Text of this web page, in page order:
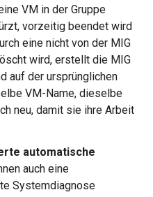
VM in der Gruppe
vorzeitig beendet wird
eine nicht von der MIG
wird, erstellt die MIG
auf der ursprünglichen
VM-Name, dieselbe
neu, damit sie ihre Arbeit
automatische
auch eine
Systemdiagnose